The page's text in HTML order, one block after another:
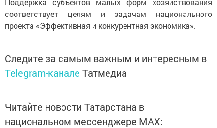
Поддержка субъектов малых форм хозяйствования
соответствует целям и задачам национального
проекта «Эффективная и конкурентная экономика».
Следите за самым важным и интересным в
Telegram-канале Татмедиа
Читайте новости Татарстана в
национальном мессенджере MАХ: